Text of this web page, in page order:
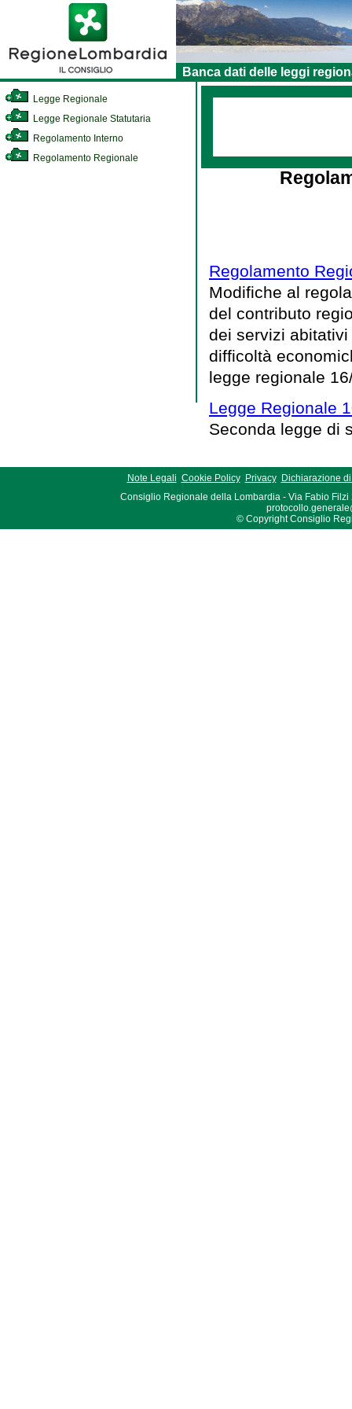
Banca dati delle leggi
Legge Regionale
Legge Regionale Statutaria
Regolamento Interno
Regolamento Regionale
Regolamento
Modifiche al
del contributo
dei servizi
difficoltà
legge regionale
Legge Regionale
Seconda legge di
Note Legali Cookie Policy Privacy
Dichiarazione
Consiglio Regionale della Lombardia - Via Fabio Filzi
© Copyright Consiglio